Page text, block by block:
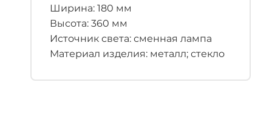
Ширина: 180 мм
Высота: 360 мм
Источник света: сменная лампа
Материал изделия: металл; стекло